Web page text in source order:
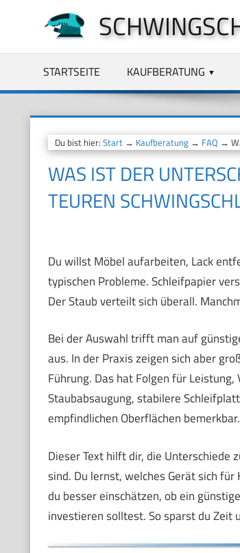
springen
STARTSEITE KAUFBERATUNG
Du bist hier: Start→ Kaufberatung→ FAQ →
WAS IST DER
TEUREN
Du willst Möbel aufarbeiten, Lack
typischen Probleme. Schleifpapier
Der Staub verteilt sich überall.
Bei der Auswahl trifft man auf
aus. In der Praxis zeigen sich aber
Führung. Das hat Folgen für
Staubabsaugung, stabilere
empfindlichen Oberflächen bemerkbar.
Dieser Text hilft dir, die Unterschiede
sind. Du lernst, welches Gerät sich
du besser einschätzen, ob ein
investieren solltest. So sparst du Zeit